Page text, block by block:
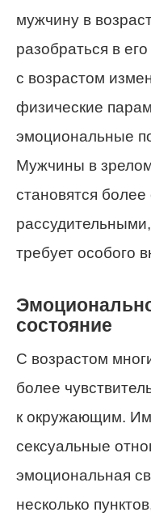
мужчину в
разобраться в
с возрастом
физические
эмоциональные
Мужчины в
становятся
требует особого
состояние
С возрастом
более
к окружающим.
сексуальные
эмоциональная
несколько